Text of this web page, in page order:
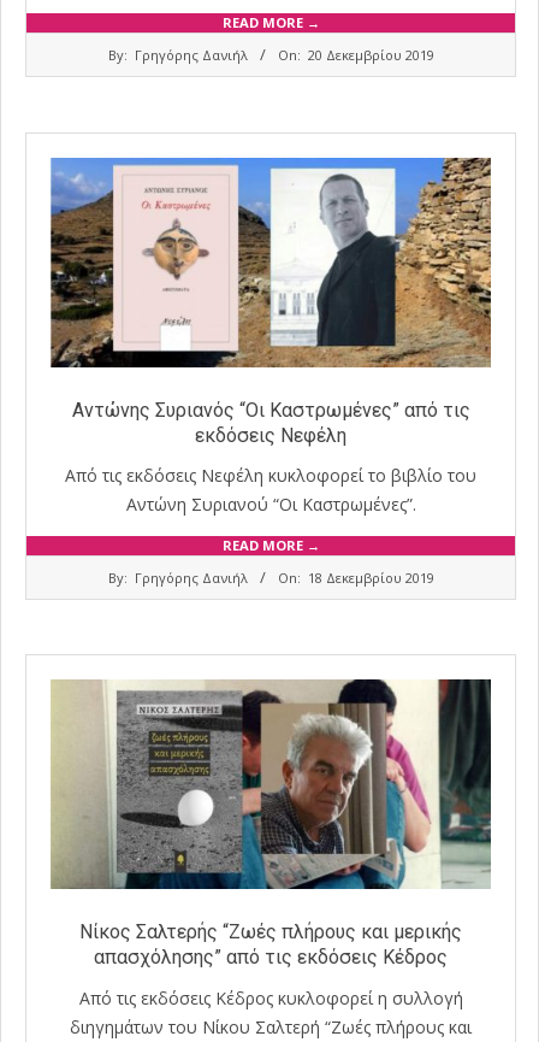
READ MORE →
By: Γρηγόρης Δανιήλ On: 20 Δεκεμβρίου 2019
Αντώνης Συριανός “Οι Καστρωμένες” από τις
εκδόσεις Νεφέλη
Από τις εκδόσεις Νεφέλη κυκλοφορεί το βιβλίο του
Αντώνη Συριανού “Οι Καστρωμένες”.
READ MORE →
By: Γρηγόρης Δανιήλ On: 18 Δεκεμβρίου 2019
Νίκος Σαλτερής “Ζωές πλήρους και μερικής
απασχόλησης” από τις εκδόσεις Κέδρος
Από τις εκδόσεις Κέδρος κυκλοφορεί η συλλογή
διηγημάτων του Νίκου Σαλτερή “Ζωές πλήρους και